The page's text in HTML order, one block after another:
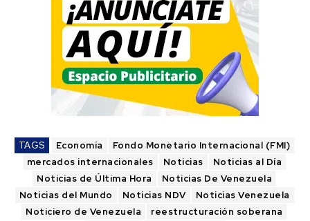
TAGS Economía
Fondo Monetario Internacional (FMI)
mercados internacionales
Noticias
Noticias al Día
Noticias de Última Hora
Noticias De Venezuela
Noticias del Mundo
Noticias NDV
Noticias Venezuela
Noticiero de Venezuela
reestructuración soberana